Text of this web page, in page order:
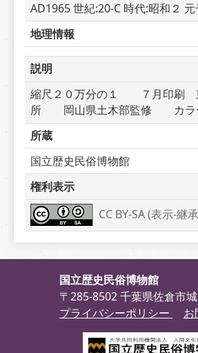
AD1965 世紀:20-C 時代:昭和２
地理情報
説明
縮尺２０万分の１　　７月印刷
所　　岡山県土木部監修　　カ
所蔵
国立歴史民俗博物館
権利表示
CC BY-SA (表示-継
国立歴史民俗博物館
〒285-8502 千葉県佐倉市
プライバシーポリシー
お